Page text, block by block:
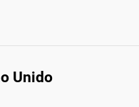
Unido